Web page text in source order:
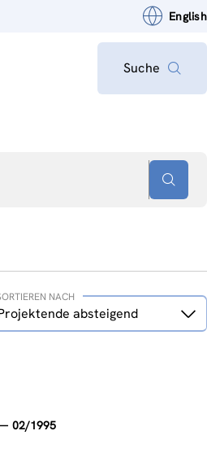
English
Suche
absteigend
NACH
02/1995